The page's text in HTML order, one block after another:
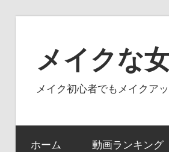
ス
メイクな
メイク初心者でもメイクア
ホーム 動画ランキング